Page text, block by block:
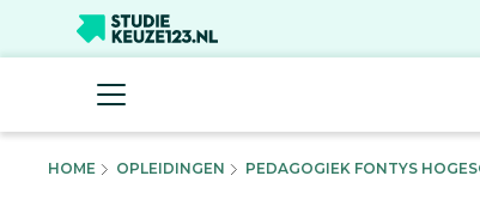
HOME OPLEIDINGEN PEDAGOGIEK FONTYS